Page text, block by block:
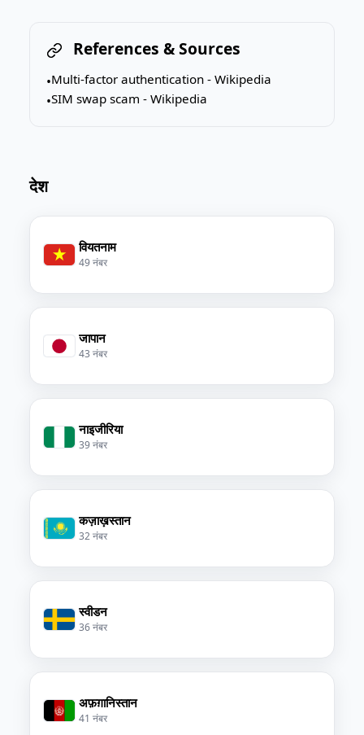
References & Sources
•Multi-factor authentication - Wikipedia
•SIM swap scam - Wikipedia
देश
वियतनाम
49 नंबर
जापान
43 नंबर
नाइजीरिया
39 नंबर
कज़ाख़स्तान
32 नंबर
स्वीडन
36 नंबर
अफ़ग़ानिस्तान
41 नंबर